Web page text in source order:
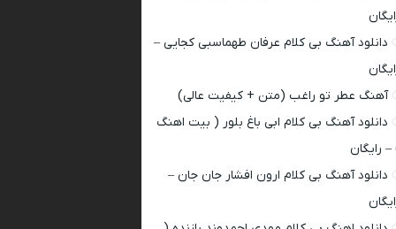
دانلود آهنگ بی کلام عرفان طهماسبی کجایی –
آهنگ عطر تو راغب (متن + کیفیت عالی)
دانلود آهنگ بی کلام ابی باغ بلور ( بیت اهنگ
– رایگان
دانلود آهنگ بی کلام ارون افشار جان جان –